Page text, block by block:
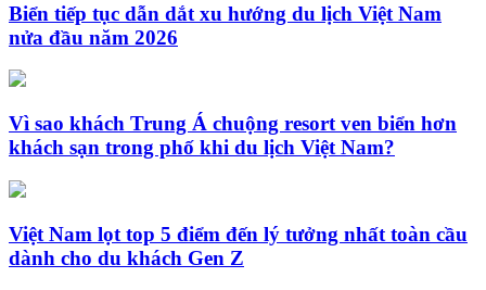
Biển tiếp tục dẫn dắt xu hướng du lịch Việt Nam
nửa đầu năm 2026
Vì sao khách Trung Á chuộng resort ven biển hơn
khách sạn trong phố khi du lịch Việt Nam?
Việt Nam lọt top 5 điểm đến lý tưởng nhất toàn cầu
dành cho du khách Gen Z